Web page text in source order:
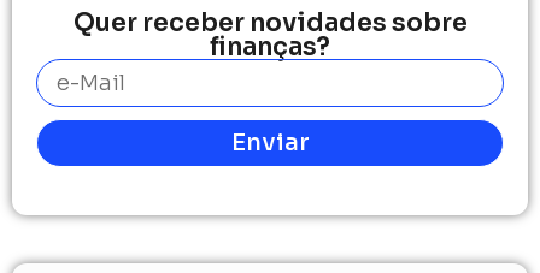
Quer receber novidades sobre
finanças?
Enviar